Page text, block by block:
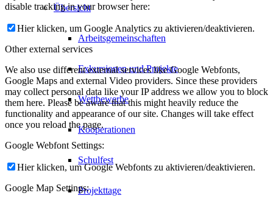
Übersicht
Arbeitsgemeinschaften
Exkursionen und Projekte
Wettbewerbe
Kooperationen
Schulfest
Projekttage
disable tracking in your browser here:
Hier klicken, um Google Analytics zu aktivieren/deaktivieren.
Other external services
We also use different external services like Google Webfonts,
Google Maps and external Video providers. Since these providers
may collect personal data like your IP address we allow you to block
them here. Please be aware that this might heavily reduce the
functionality and appearance of our site. Changes will take effect
once you reload the page.
Google Webfont Settings:
Hier klicken, um Google Webfonts zu aktivieren/deaktivieren.
Google Map Settings: